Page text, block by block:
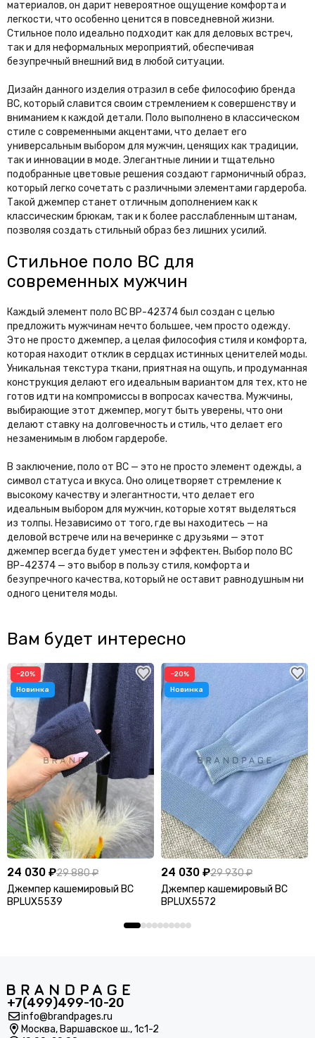
материалов, он дарит невероятное ощущение комфорта и
легкости, что особенно ценится в повседневной жизни.
Стильное поло идеально подходит как для деловых встреч,
так и для неформальных мероприятий, обеспечивая
безупречный внешний вид в любой ситуации.
Дизайн данного изделия отразил в себе философию бренда
BC, который славится своим стремлением к совершенству и
вниманием к каждой детали. Поло выполнено в классическом
стиле с современными акцентами, что делает его
универсальным выбором для мужчин, ценящих как традиции,
так и инновации в моде. Элегантные линии и тщательно
подобранные цветовые решения создают гармоничный образ,
который легко сочетать с различными элементами гардероба.
Такой джемпер станет отличным дополнением как к
классическим брюкам, так и к более расслабленным штанам,
позволяя создать стильный образ без лишних усилий.
Стильное поло BC для
современных мужчин
Каждый элемент поло BC BP-42374 был создан с целью
предложить мужчинам нечто большее, чем просто одежду.
Это не просто джемпер, а целая философия стиля и комфорта,
которая находит отклик в сердцах истинных ценителей моды.
Уникальная текстура ткани, приятная на ощупь, и продуманная
конструкция делают его идеальным вариантом для тех, кто не
готов идти на компромиссы в вопросах качества. Мужчины,
выбирающие этот джемпер, могут быть уверены, что они
делают ставку на долговечность и стиль, что делает его
незаменимым в любом гардеробе.
В заключение, поло от BC — это не просто элемент одежды, а
символ статуса и вкуса. Оно олицетворяет стремление к
высокому качеству и элегантности, что делает его
идеальным выбором для мужчин, которые хотят выделяться
из толпы. Независимо от того, где вы находитесь — на
деловой встрече или на вечеринке с друзьями — этот
джемпер всегда будет уместен и эффектен. Выбор поло BC
BP-42374 — это выбор в пользу стиля, комфорта и
безупречного качества, который не оставит равнодушным ни
одного ценителя моды.
Вам будет интересно
−20%
24 030 ₽29 880 ₽
Джемпер кашемировый BC
BPLUX5539
−20%
24 030 ₽29 930 ₽
Джемпер кашемировый BC
BPLUX5572
+7(499)499-10-20
info@brandpages.ru
Москва, Варшавское ш., 1с1-2